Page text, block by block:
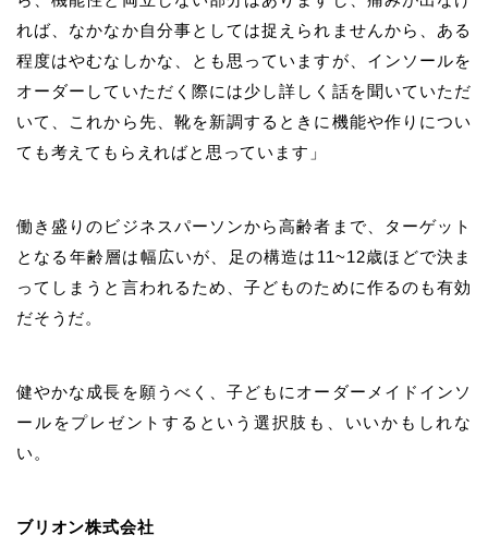
れば、なかなか自分事としては捉えられませんから、ある
程度はやむなしかな、とも思っていますが、インソールを
オーダーしていただく際には少し詳しく話を聞いていただ
いて、これから先、靴を新調するときに機能や作りについ
ても考えてもらえればと思っています」
働き盛りのビジネスパーソンから高齢者まで、ターゲット
となる年齢層は幅広いが、足の構造は11~12歳ほどで決ま
ってしまうと言われるため、子どものために作るのも有効
だそうだ。
健やかな成長を願うべく、子どもにオーダーメイドインソ
ールをプレゼントするという選択肢も、いいかもしれな
い。
ブリオン株式会社